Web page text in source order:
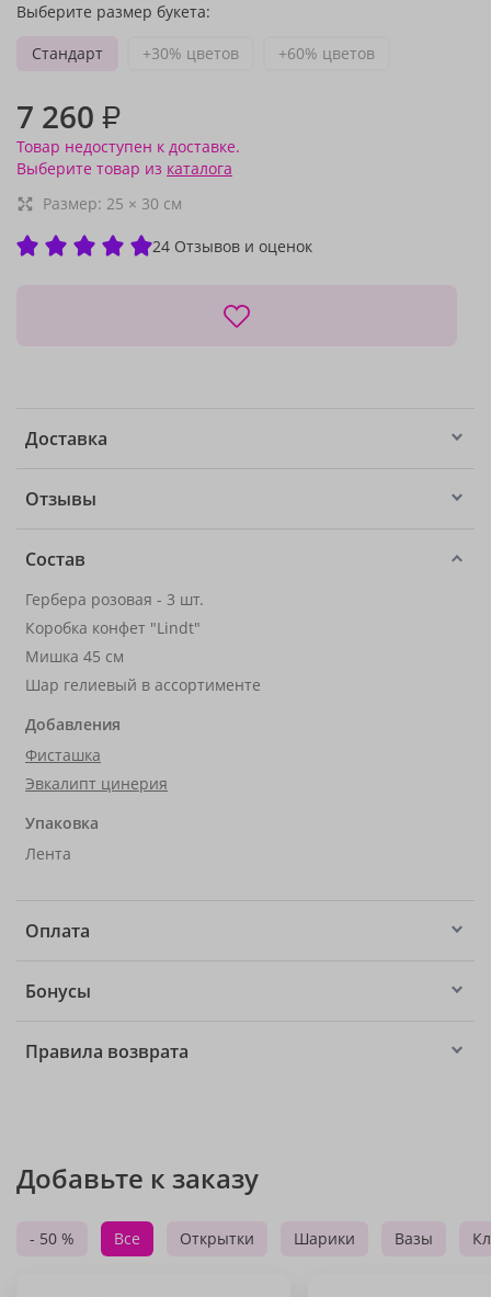
Выберите размер букета:
Стандарт
+30% цветов +60% цветов
7 260 ₽
Товар недоступен к доставке.
Выберите товар из каталога
Размер: 25 × 30 см
24 Отзывов и оценок
Доставка
Отзывы
Состав
Гербера розовая - 3 шт.
Коробка конфет "Lindt"
Мишка 45 см
Шар гелиевый в ассортименте
Добавления
Фисташка
Эвкалипт цинерия
Упаковка
Лента
Оплата
Бонусы
Правила возврата
Добавьте к заказу
- 50 % Все Открытки Шарики Вазы